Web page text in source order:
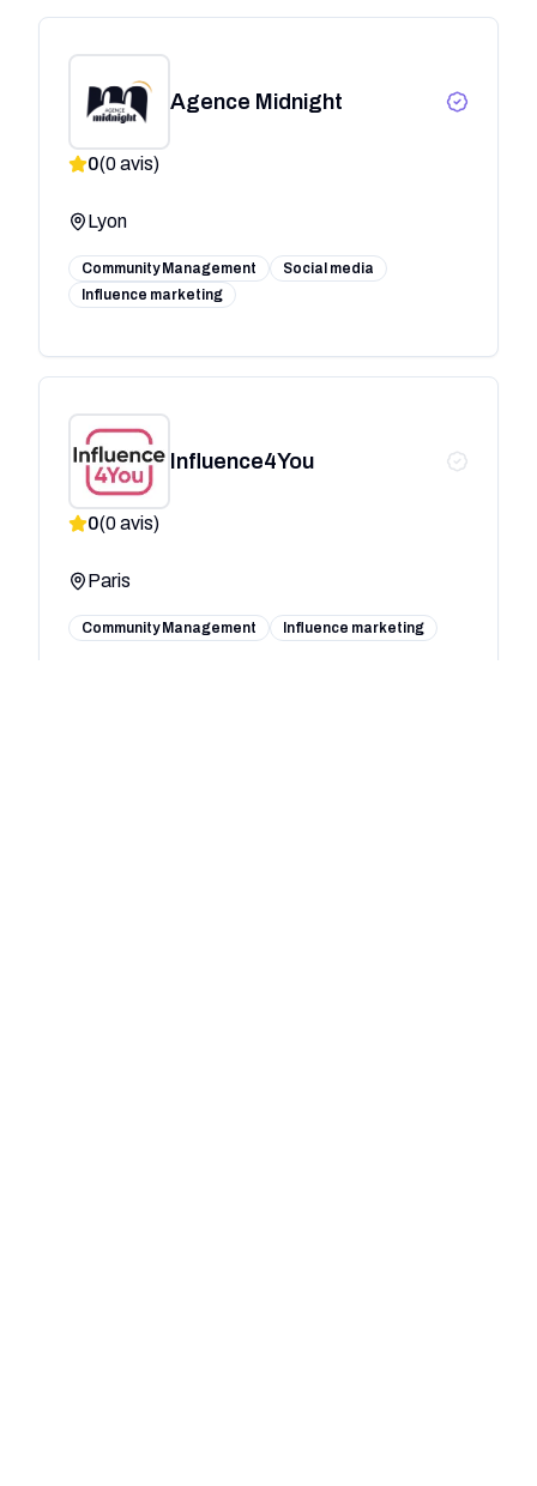
Agence Midnight
0(0avis)
Lyon
Community Management
Social media
Influence marketing
Influence4You
0(0avis)
Paris
Community Management Influence marketing